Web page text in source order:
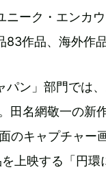
ニーク・エンカ
作品、海外作
パン」部門では
田名網敬一の新
のキャプチャ
上映する「円